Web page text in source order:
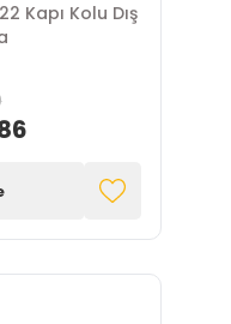
Kapı Kolu Dış